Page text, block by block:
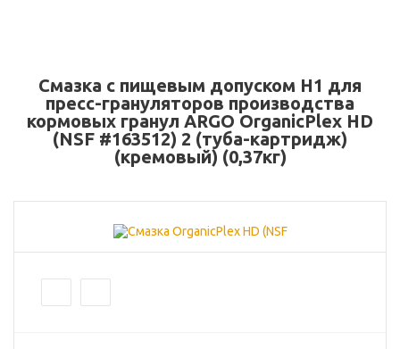
Смазка с пищевым допуском H1 для
пресс-грануляторов производства
кормовых гранул ARGO OrganicPlex HD
(NSF #163512) 2 (туба-картридж)
(кремовый) (0,37кг)